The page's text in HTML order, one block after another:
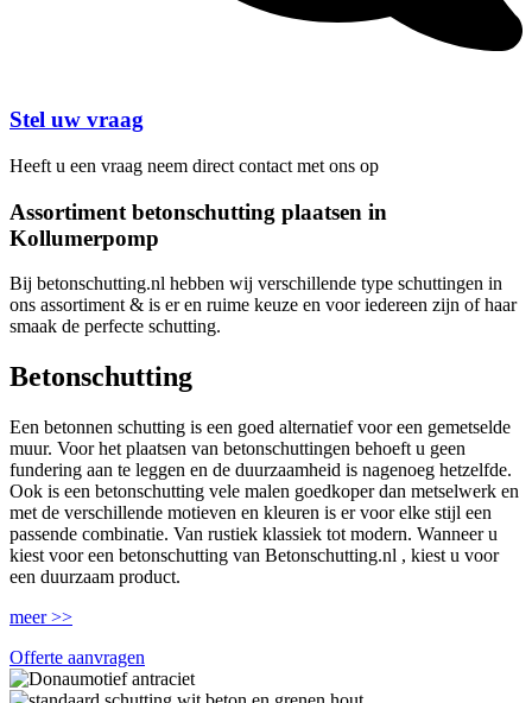
Stel uw vraag
Heeft u een vraag neem direct contact met ons op
Assortiment betonschutting plaatsen in
Kollumerpomp
Bij betonschutting.nl hebben wij verschillende type schuttingen in
ons assortiment & is er en ruime keuze en voor iedereen zijn of haar
smaak de perfecte schutting.
Betonschutting
Een betonnen schutting is een goed alternatief voor een gemetselde
muur. Voor het plaatsen van betonschuttingen behoeft u geen
fundering aan te leggen en de duurzaamheid is nagenoeg hetzelfde.
Ook is een betonschutting vele malen goedkoper dan metselwerk en
met de verschillende motieven en kleuren is er voor elke stijl een
passende combinatie. Van rustiek klassiek tot modern. Wanneer u
kiest voor een betonschutting van Betonschutting.nl , kiest u voor
een duurzaam product.
meer >>
Offerte aanvragen